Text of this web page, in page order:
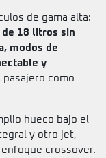
de gama alta:
18 litros sin
modos de
y
como
hueco bajo el
y otro jet,
crossover.